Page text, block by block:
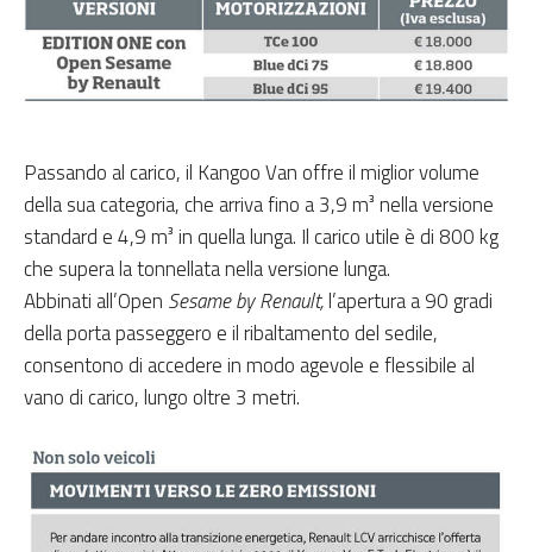
Passando al carico, il Kangoo Van offre il miglior volume
della sua categoria, che arriva fino a 3,9 m³ nella versione
standard e 4,9 m³ in quella lunga. Il carico utile è di 800 kg
che supera la tonnellata nella versione lunga.
Abbinati all’Open Sesame by Renault,l’apertura a 90 gradi
della porta passeggero e il ribaltamento del sedile,
consentono di accedere in modo agevole e flessibile al
vano di carico, lungo oltre 3 metri.